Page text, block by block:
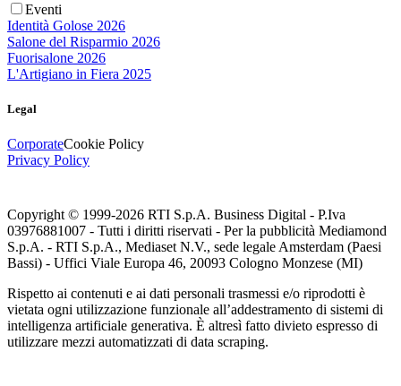
Eventi
Identità Golose 2026
Salone del Risparmio 2026
Fuorisalone 2026
L'Artigiano in Fiera 2025
Legal
CorporateCookie Policy
Privacy Policy
Copyright © 1999-2026 RTI S.p.A. Business Digital - P.Iva
03976881007 - Tutti i diritti riservati - Per la pubblicità Mediamond
S.p.A. - RTI S.p.A., Mediaset N.V., sede legale Amsterdam (Paesi
Bassi) - Uffici Viale Europa 46, 20093 Cologno Monzese (MI)
Rispetto ai contenuti e ai dati personali trasmessi e/o riprodotti è
vietata ogni utilizzazione funzionale all’addestramento di sistemi di
intelligenza artificiale generativa. È altresì fatto divieto espresso di
utilizzare mezzi automatizzati di data scraping.